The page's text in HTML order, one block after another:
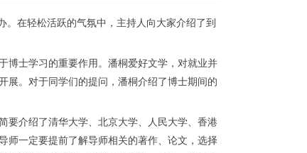
。在轻松活跃的气氛中，主持人向大家介绍了到
博士学习的重要作用。潘桐爱好文学，对就业并
展。对于同学们的提问，潘桐介绍了博士期间的
要介绍了清华大学、北京大学、人民大学、香港
师一定要提前了解导师相关的著作、论文，选择